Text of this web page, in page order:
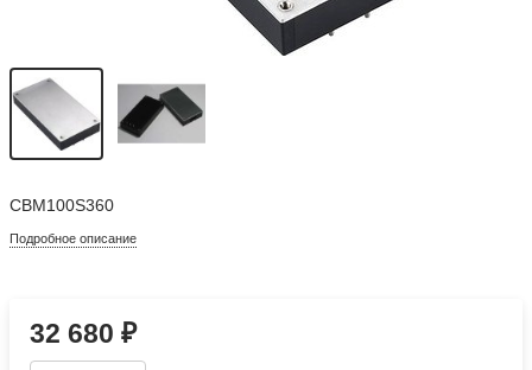
CBM100S360
Подробное описание
32 680₽